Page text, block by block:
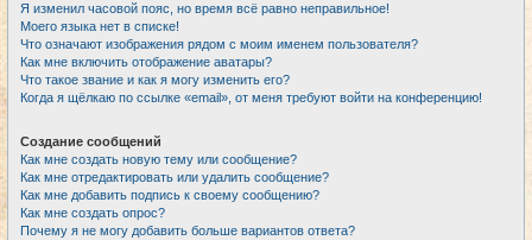
Я изменил часовой пояс, но время всё равно неправильное!
Моего языка нет в списке!
Что означают изображения рядом с моим именем пользователя?
Как мне включить отображение аватары?
Что такое звание и как я могу изменить его?
Когда я щёлкаю по ссылке «email», от меня требуют войти на конференцию!
Создание сообщений
Как мне создать новую тему или сообщение?
Как мне отредактировать или удалить сообщение?
Как мне добавить подпись к своему сообщению?
Как мне создать опрос?
Почему я не могу добавить больше вариантов ответа?